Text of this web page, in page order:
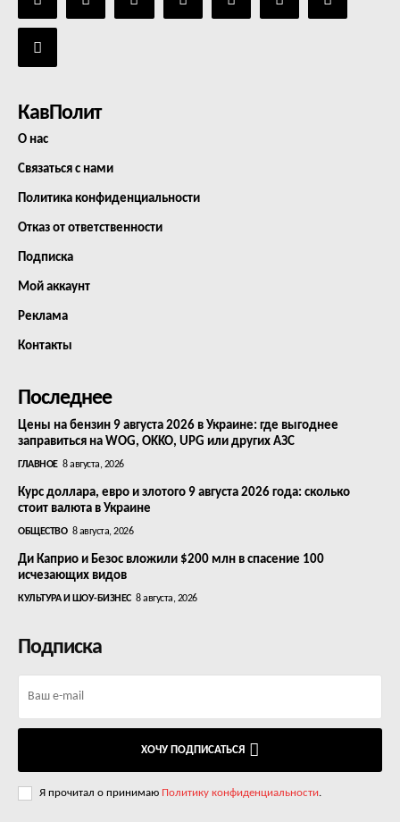
КавПолит
О нас
Связаться с нами
Политика конфиденциальности
Отказ от ответственности
Подписка
Мой аккаунт
Реклама
Контакты
Последнее
Цены на бензин 9 августа 2026 в Украине: где выгоднее
заправиться на WOG, OKKO, UPG или других АЗС
ГЛАВНОЕ 8 августа, 2026
Курс доллара, евро и злотого 9 августа 2026 года: сколько
стоит валюта в Украине
ОБЩЕСТВО 8 августа, 2026
Ди Каприо и Безос вложили $200 млн в спасение 100
исчезающих видов
КУЛЬТУРА И ШОУ-БИЗНЕС 8 августа, 2026
Подписка
ХОЧУ ПОДПИСАТЬСЯ
Я прочитал о принимаю Политику конфиденциальности.